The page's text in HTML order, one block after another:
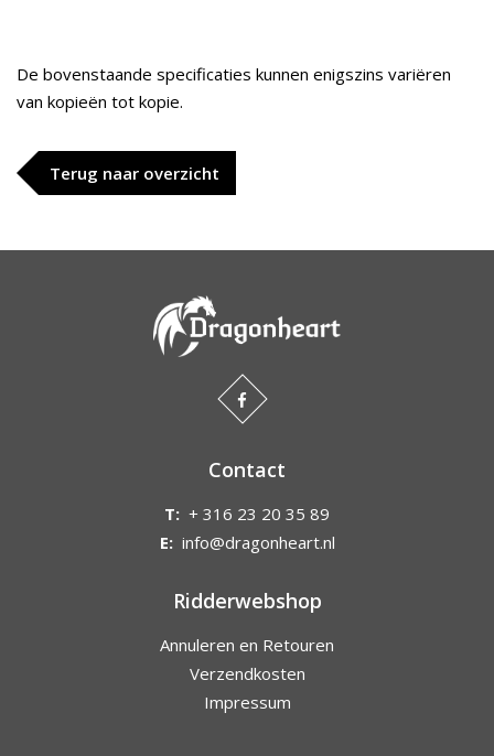
De bovenstaande specificaties kunnen enigszins variëren
van kopieën tot kopie.
Terug naar overzicht
Contact
T: + 316 23 20 35 89
E: info@dragonheart.nl
Ridderwebshop
Annuleren en Retouren
Verzendkosten
Impressum